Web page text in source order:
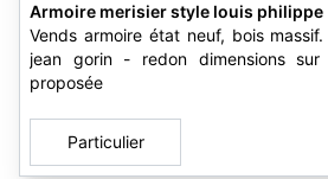
Armoire merisier style louis philippe
Vends armoire état neuf, bois
jean gorin - redon dimensions
proposée
Particulier